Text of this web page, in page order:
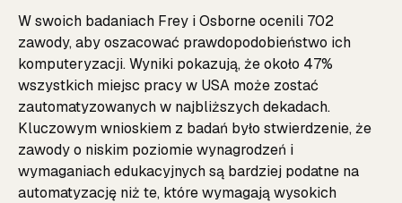
W swoich badaniach Frey i Osborne ocenili 702
zawody, aby oszacować prawdopodobieństwo ich
komputeryzacji. Wyniki pokazują, że około 47%
wszystkich miejsc pracy w USA może zostać
zautomatyzowanych w najbliższych dekadach.
Kluczowym wnioskiem z badań było stwierdzenie, że
zawody o niskim poziomie wynagrodzeń i
wymaganiach edukacyjnych są bardziej podatne na
automatyzację niż te, które wymagają wysokich